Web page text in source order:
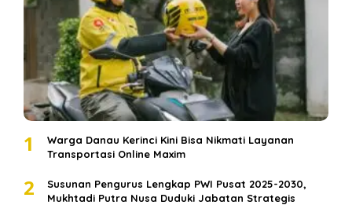
1
Warga Danau Kerinci Kini Bisa Nikmati Layanan
Transportasi Online Maxim
2
Susunan Pengurus Lengkap PWI Pusat 2025-2030,
Mukhtadi Putra Nusa Duduki Jabatan Strategis